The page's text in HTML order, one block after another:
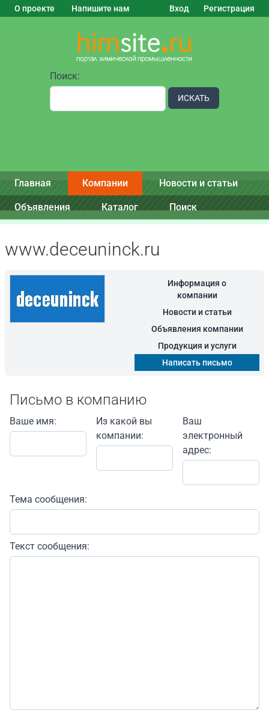
О проекте Напишите нам Вход Регистрация
Поиск:
ИСКАТЬ
Главная Компании Новости и статьи
Объявления Каталог Поиск
www.deceuninck.ru
Информация о
компании
Новости и статьи
Объявления компании
Продукция и услуги
Написать письмо
Письмо в компанию
Ваше имя:
Из какой вы
компании:
Ваш
электронный
адрес:
Тема сообщения:
Текст сообщения: